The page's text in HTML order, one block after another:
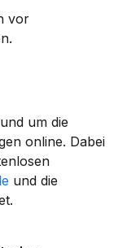
vor
um die
online. Dabei
und die